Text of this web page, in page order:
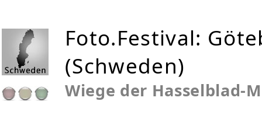
Foto.Festival:
(Schweden)
Wiege der Hasselblad-